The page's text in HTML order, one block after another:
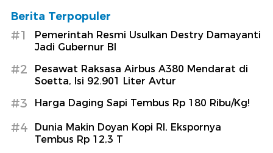
Berita Terpopuler
#1
Pemerintah Resmi Usulkan Destry Damayanti
Jadi Gubernur BI
#2
Pesawat Raksasa Airbus A380 Mendarat di
Soetta, Isi 92.901 Liter Avtur
#3 Harga Daging Sapi Tembus Rp 180 Ribu/Kg!
#4
Dunia Makin Doyan Kopi RI, Ekspornya
Tembus Rp 12,3 T